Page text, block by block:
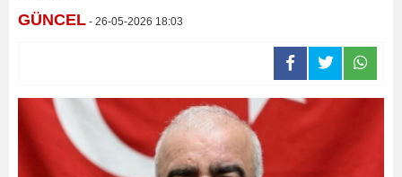
GÜNCEL - 26-05-2026 18:03